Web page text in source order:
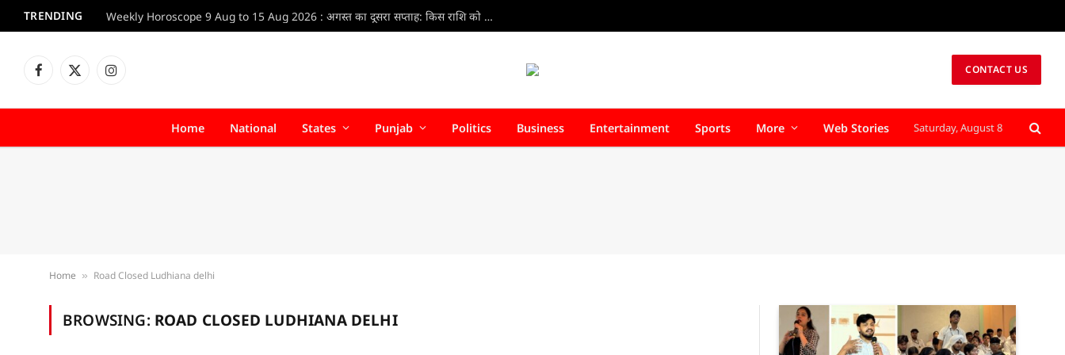
TRENDING Weekly Horoscope 9 Aug to 15 Aug 2026 : अगस्त का दूसरा सप्ताह: किस राशि को मिलेगा लाभ, किसे बरतनी होगी सावधानी?
Facebook
X
Instagram CONTACT US
Home National States Punjab Politics Business Entertainment Sports More Web Stories Saturday, August 8
Home » Road Closed Ludhiana delhi
BROWSING: ROAD CLOSED LUDHIANA DELHI